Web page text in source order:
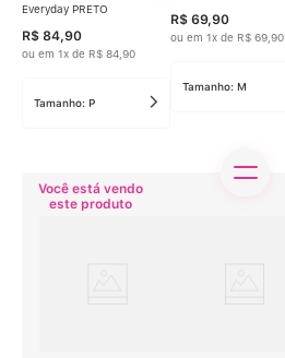
Everyday PRETO
R$ 84,90
ou em 1x de R$ 84 90
Tamanho: P
R$ 69,90
ou em 1x de R$ 69 90
Tamanho: M